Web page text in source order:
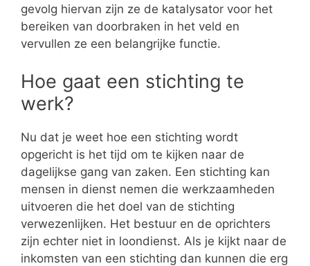
gevolg hiervan zijn ze de katalysator voor het
bereiken van doorbraken in het veld en
vervullen ze een belangrijke functie.
Hoe gaat een stichting te
werk?
Nu dat je weet hoe een stichting wordt
opgericht is het tijd om te kijken naar de
dagelijkse gang van zaken. Een stichting kan
mensen in dienst nemen die werkzaamheden
uitvoeren die het doel van de stichting
verwezenlijken. Het bestuur en de oprichters
zijn echter niet in loondienst. Als je kijkt naar de
inkomsten van een stichting dan kunnen die erg